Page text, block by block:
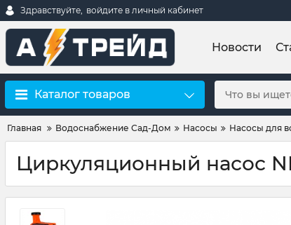
Здравствуйте, войдите в личный кабинет
Новости
Каталог товаров
Главная Водоснабжение Сад-Дом Насосы Насосы для
Циркуляционный насос